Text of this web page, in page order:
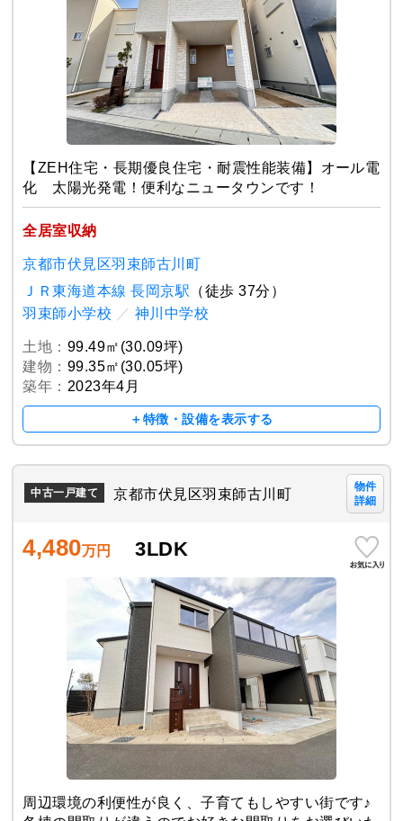
【ZEH住宅・長期優良住宅・耐震性能装備】オール電
化 太陽光発電！便利なニュータウンです！
全居室収納
京都市伏見区羽束師古川町
ＪＲ東海道本線 長岡京駅 （徒歩 37分）
羽束師小学校 ／ 神川中学校
土地： 99.49㎡(30.09坪)
建物： 99.35㎡(30.05坪)
築年： 2023年4月
＋特徴・設備を表示する
中古一戸建て 京都市伏見区羽束師古川町
物件
詳細
4,480万円 3LDK
周辺環境の利便性が良く、子育てもしやすい街です♪